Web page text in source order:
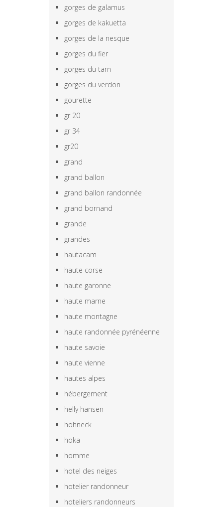
gorges de galamus
gorges de kakuetta
gorges de la nesque
gorges du fier
gorges du tarn
gorges du verdon
gourette
gr 20
gr 34
gr20
grand
grand ballon
grand ballon randonnée
grand bornand
grande
grandes
hautacam
haute corse
haute garonne
haute marne
haute montagne
haute randonnée pyrénéenne
haute savoie
haute vienne
hautes alpes
hébergement
helly hansen
hohneck
hoka
homme
hotel des neiges
hotelier randonneur
hoteliers randonneurs